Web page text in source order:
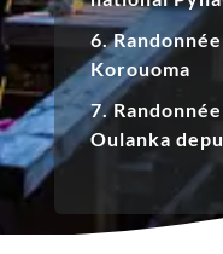
6.
Korouoma
7.
Oulanka